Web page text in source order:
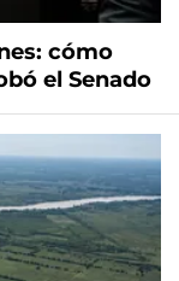
cómo
el Senado